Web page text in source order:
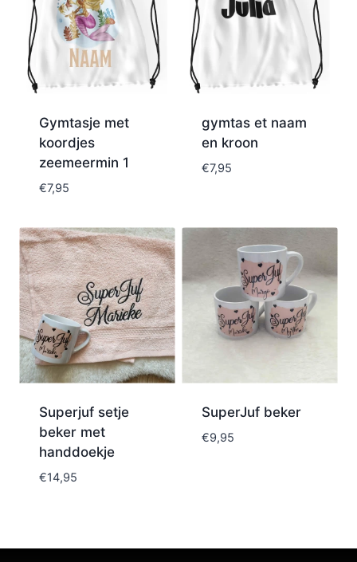
Gymtasje met
koordjes
zeemeermin 1
€7,95
gymtas et naam
en kroon
€7,95
Superjuf setje
beker met
handdoekje
€14,95
SuperJuf beker
€9,95